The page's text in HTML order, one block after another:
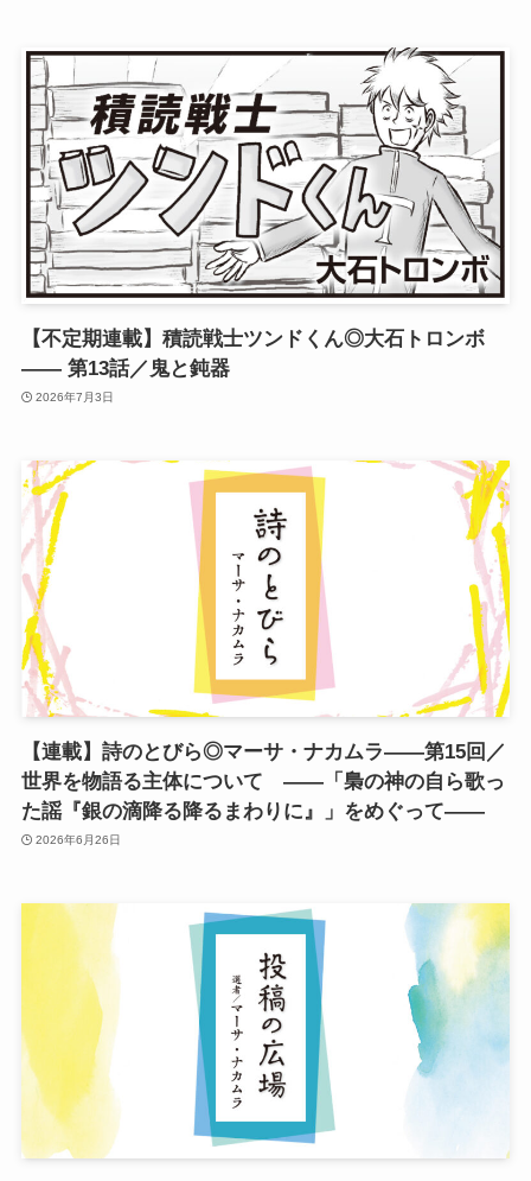
【不定期連載】積読戦士ツンドくん◎大石トロンボ
—— 第13話／鬼と鈍器
2026年7月3日
【連載】詩のとびら◎マーサ・ナカムラ——第15回／
世界を物語る主体について ——「梟の神の自ら歌っ
た謡『銀の滴降る降るまわりに』」をめぐって——
2026年6月26日